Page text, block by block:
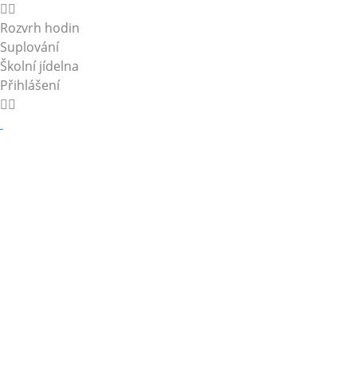
Rozvrh hodin
Suplování
Školní jídelna
Přihlášení